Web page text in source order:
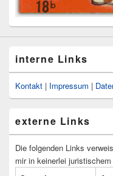
interne Links
Kontakt | Impressum |
externe Links
Die folgenden Links
mir in keinerlei